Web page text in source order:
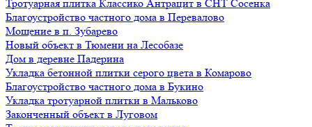
Тротуарная плитка Классико Антрацит в СНТ Сосенка
Благоустройство частного дома в Перевалово
Мощение в п. Зубарево
Новый объект в Тюмени на Лесобазе
Дом в деревне Падерина
Укладка бетонной плитки серого цвета в Комарово
Благоустройство частного дома в Букино
Укладка тротуарной плитки в Мальково
Законченный объект в Луговом